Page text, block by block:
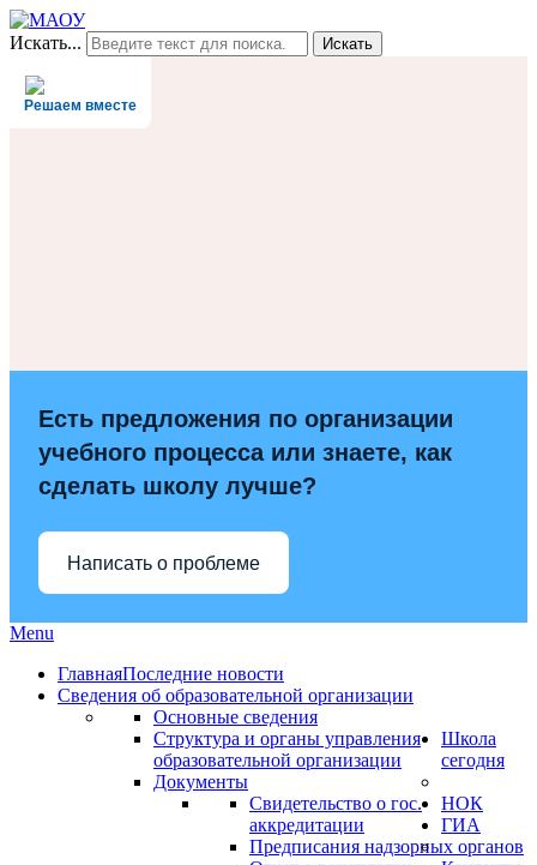
Искать... Искать
Решаем вместе
Есть предложения по организации
учебного процесса или знаете, как
сделать школу лучше?
Написать о проблеме
Menu
ГлавнаяПоследние новости
Сведения об образовательной организации
Основные сведения
Структура и органы управления
образовательной организации
Документы
Свидетельство о гос.
аккредитации
Предписания надзорных органов
Школа
сегодня
НОК
ГИА